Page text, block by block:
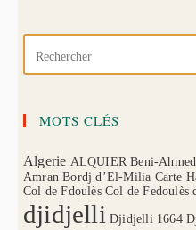
MOTS CLÉS
Algerie ALQUIER Beni-Ahmed
Amran Bordj d’El-Milia Carte
Col de Fdoulès Col de Fedoulès
djidjelli Djidjelli 1664